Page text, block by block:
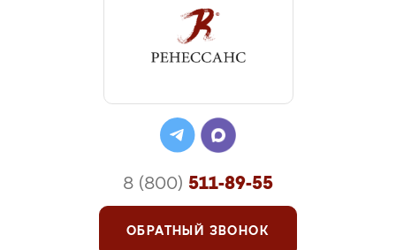
8 (800) 511-89-55
ОБРАТНЫЙ ЗВОНОК